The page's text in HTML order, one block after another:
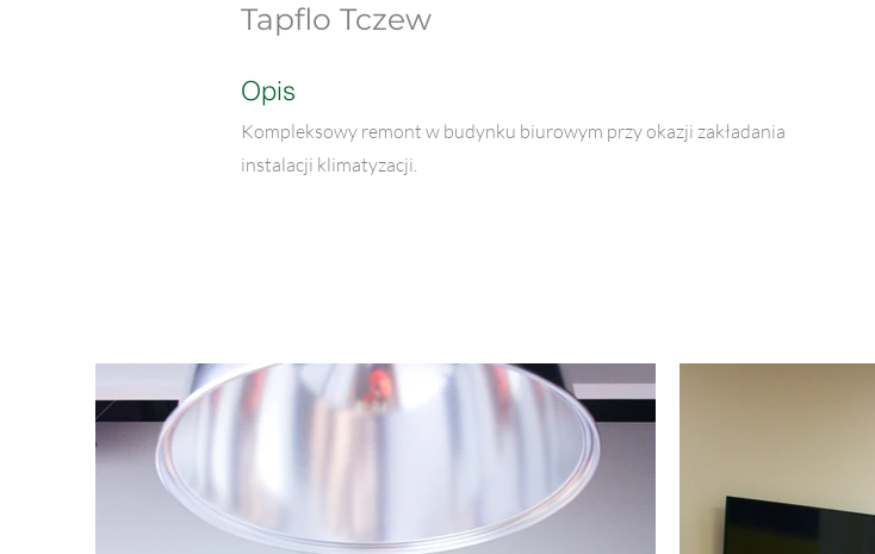
Tapflo Tczew
Opis
Kompleksowy remont w budynku biurowym przy okazji zakładania
instalacji klimatyzacji.